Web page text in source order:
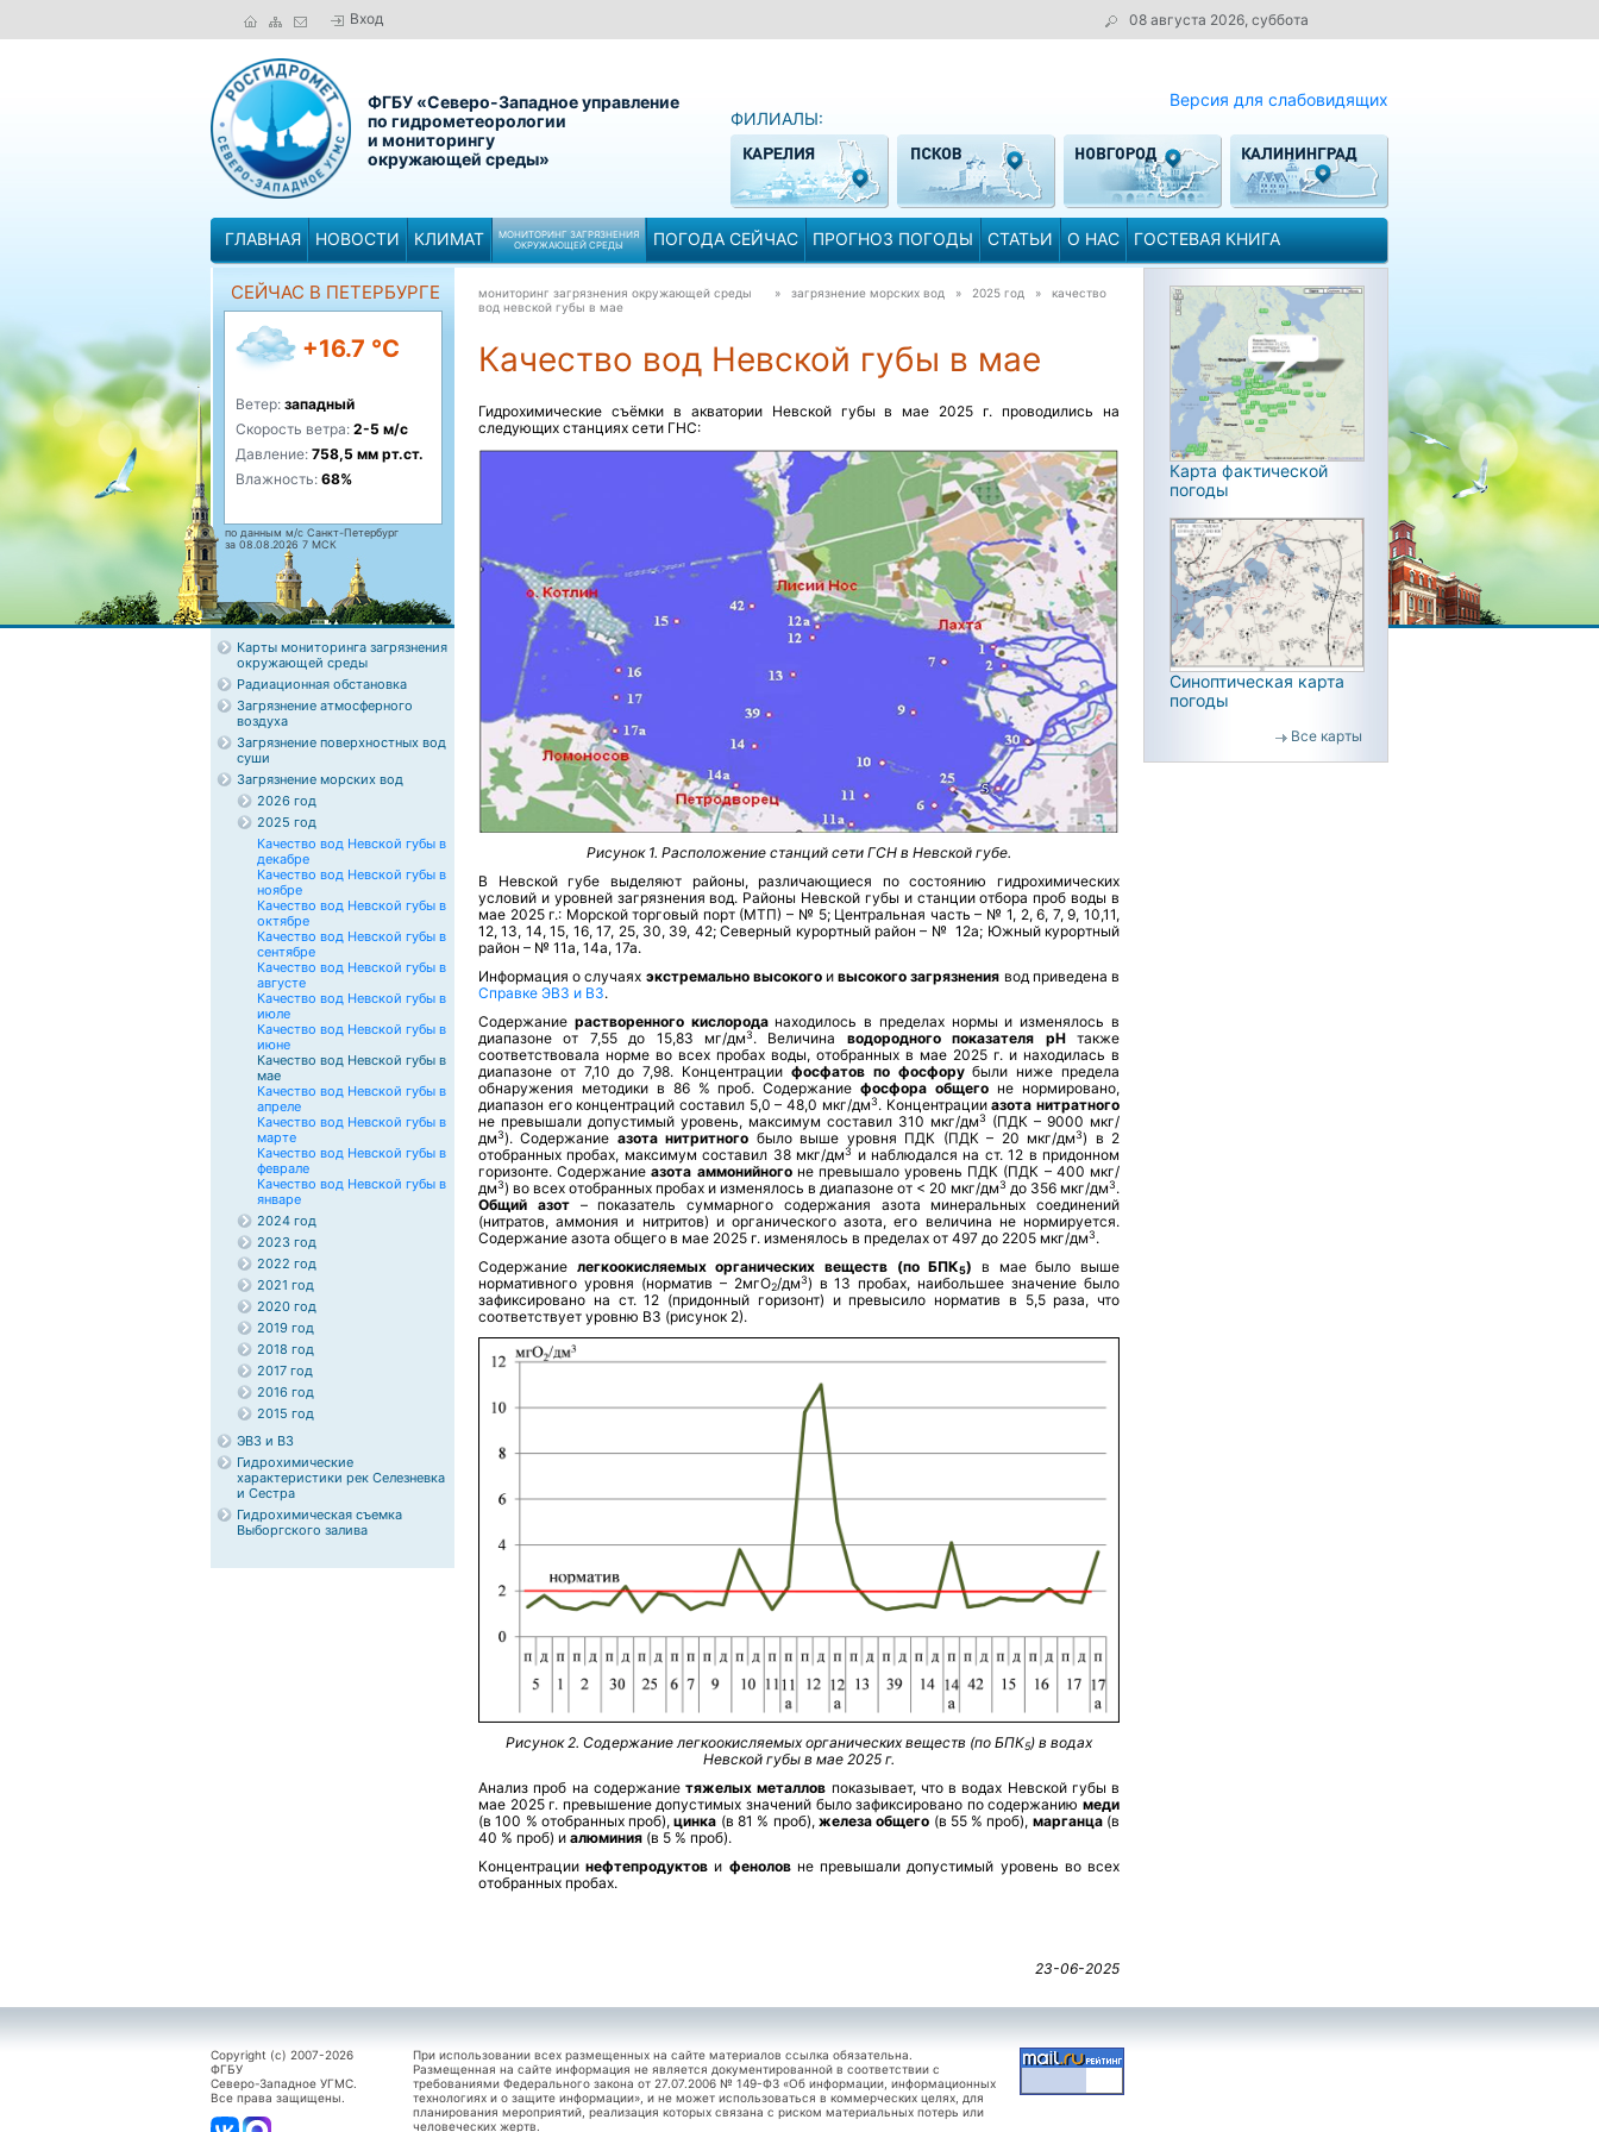
Вход 08 августа 2026, суббота
ФГБУ «Северо-Западное управление
по гидрометеорологии
и мониторингу
окружающей среды»
Версия для слабовидящих
ФИЛИАЛЫ:
ГЛАВНАЯ НОВОСТИ КЛИМАТ
МОНИТОРИНГ ЗАГРЯЗНЕНИЯ
ОКРУЖАЮЩЕЙ СРЕДЫ
ПОГОДА СЕЙЧАС ПРОГНОЗ ПОГОДЫ СТАТЬИ О НАС ГОСТЕВАЯ КНИГА
СЕЙЧАС В ПЕТЕРБУРГЕ
+16.7 °C
Ветер: западный
Скорость ветра: 2-5 м/с
Давление: 758,5 мм рт.ст.
Влажность: 68%
по данным м/с Санкт-Петербург
за 08.08.2026 7 МСК
Карты мониторинга загрязнения
окружающей среды
Радиационная обстановка
Загрязнение атмосферного
воздуха
Загрязнение поверхностных вод
суши
Загрязнение морских вод
2026 год
2025 год
Качество вод Невской губы в
декабре
Качество вод Невской губы в
ноябре
Качество вод Невской губы в
октябре
Качество вод Невской губы в
сентябре
Качество вод Невской губы в
августе
Качество вод Невской губы в
июле
Качество вод Невской губы в
июне
Качество вод Невской губы в
мае
Качество вод Невской губы в
апреле
Качество вод Невской губы в
марте
Качество вод Невской губы в
феврале
Качество вод Невской губы в
январе
2024 год
2023 год
2022 год
2021 год
2020 год
2019 год
2018 год
2017 год
2016 год
2015 год
ЭВЗ и ВЗ
Гидрохимические
характеристики рек Селезневка
и Сестра
Гидрохимическая съемка
Выборгского залива
мониторинг загрязнения окружающей среды » загрязнение морских вод » 2025 год » качество
вод невской губы в мае
Качество вод Невской губы в мае
Гидрохимические съёмки в акватории Невской губы в мае 2025 г. проводились на
следующих станциях сети ГНС:
Рисунок 1. Расположение станций сети ГСН в Невской губе.
В Невской губе выделяют районы, различающиеся по состоянию гидрохимических
условий и уровней загрязнения вод. Районы Невской губы и станции отбора проб воды в
мае 2025 г.: Морской торговый порт (МТП) – № 5; Центральная часть – № 1, 2, 6, 7, 9, 10,11,
12, 13, 14, 15, 16, 17, 25, 30, 39, 42; Северный курортный район – № 12а; Южный курортный
район – № 11а, 14а, 17а.
Информация о случаях экстремально высокого и высокого загрязнения вод приведена в
Справке ЭВЗ и ВЗ.
Содержание растворенного кислорода находилось в пределах нормы и изменялось в
диапазоне от 7,55 до 15,83 мг/дм3. Величина водородного показателя рНтакже
соответствовала норме во всех пробах воды, отобранных в мае 2025 г. и находилась в
диапазоне от 7,10 до 7,98. Концентрации фосфатов по фосфорубыли ниже предела
обнаружения методики в 86 % проб. Содержаниефосфора общего не нормировано,
диапазон его концентраций составил 5,0 – 48,0 мкг/дм3. Концентрацииазота нитратного
не превышали допустимый уровень, максимум составил 310 мкг/дм3
(ПДК – 9000 мкг/
дм3). Содержание азота нитритного было выше уровня ПДК (ПДК – 20 мкг/дм3) в 2
отобранных пробах, максимум составил 38 мкг/дм3
и наблюдался на ст. 12 в придонном
горизонте. Содержаниеазота аммонийногоне превышало уровень ПДК (ПДК – 400 мкг/
дм3) во всех отобранных пробах и изменялось в диапазоне от < 20 мкг/дм3 до 356 мкг/дм3.
Общий азот– показатель суммарного содержания азота минеральных соединений
(нитратов, аммония и нитритов) и органического азота, его величина не нормируется.
Содержание азота общего в мае 2025 г. изменялось в пределах от 497 до 2205 мкг/дм3.
Содержание легкоокисляемых органических веществ (по БПК5) в мае было выше
нормативного уровня (норматив – 2мгО2/дм3) в 13 пробах, наибольшее значение было
зафиксировано на ст. 12 (придонный горизонт) и превысило норматив в 5,5 раза, что
соответствует уровню ВЗ (рисунок 2).
Рисунок 2. Содержание легкоокисляемых органических веществ (по БПК5) в водах
Невской губы в мае 2025 г.
Анализ проб на содержание тяжелых металлов показывает, что в водах Невской губы в
мае 2025 г. превышение допустимых значений было зафиксировано по содержанию меди
(в 100 % отобранных проб), цинка (в 81 % проб), железа общего (в 55 % проб), марганца (в
40 % проб) и алюминия (в 5 % проб).
Концентрациинефтепродуктов и феноловне превышали допустимый уровень во всех
отобранных пробах.
23-06-2025
Карта фактической
погоды
Синоптическая карта
погоды
Все карты
Copyright (c) 2007-2026
ФГБУ
Северо-Западное УГМС.
Все права защищены.
При использовании всех размещенных на сайте материалов ссылка обязательна.
Размещенная на сайте информация не является документированной в соответствии с
требованиями Федерального закона от 27.07.2006 № 149-ФЗ «Об информации, информационных
технологиях и о защите информации», и не может использоваться в коммерческих целях, для
планирования мероприятий, реализация которых связана с риском материальных потерь или
человеческих жертв.